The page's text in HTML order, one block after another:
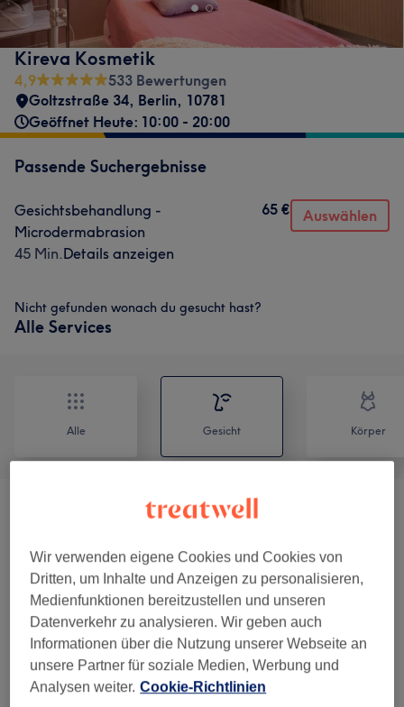
Kireva Kosmetik
4,9
533 Bewertungen
Goltzstraße 34, Berlin, 10781
Geöffnet Heute: 10:00 - 20:00
Passende Suchergebnisse
Gesichtsbehandlung -
Microdermabrasion
45 Min.Details anzeigen
65 € Auswählen
Nicht gefunden wonach du gesucht hast?
Alle Services
Alle Gesicht Körper
(3)
Gesichtsbehandlungen (7) ab 0,01 €
Zubuchbare Extras (1)
Augenbrauen & Wimpernbehandlungen (6) ab 15 €
Wir verwenden eigene Cookies und Cookies von
Dritten, um Inhalte und Anzeigen zu personalisieren,
Medienfunktionen bereitzustellen und unseren
Datenverkehr zu analysieren. Wir geben auch
Informationen über die Nutzung unserer Webseite an
unsere Partner für soziale Medien, Werbung und
Analysen weiter. Cookie-Richtlinien